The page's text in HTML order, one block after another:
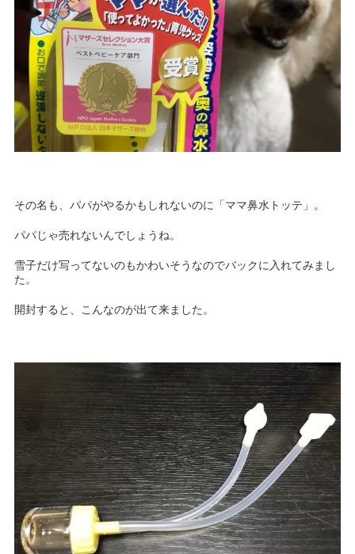
その名も、パパがやるかもしれないのに「ママ鼻水トッテ」。
パパじゃ売れないんでしょうね。
雪子だけ写ってないのもかわいそうなのでバックに入れてみまし
た。
開封すると、こんなのが出て来ました。